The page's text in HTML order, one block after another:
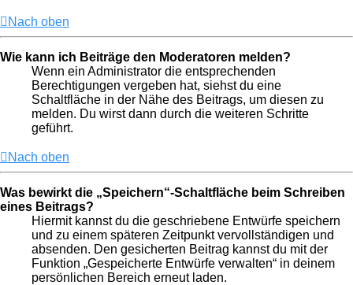
Nach oben
Wie kann ich Beiträge den Moderatoren melden?
Wenn ein Administrator die entsprechenden
Berechtigungen vergeben hat, siehst du eine
Schaltfläche in der Nähe des Beitrags, um diesen zu
melden. Du wirst dann durch die weiteren Schritte
geführt.
Nach oben
Was bewirkt die „Speichern“-Schaltfläche beim Schreiben
eines Beitrags?
Hiermit kannst du die geschriebene Entwürfe speichern
und zu einem späteren Zeitpunkt vervollständigen und
absenden. Den gesicherten Beitrag kannst du mit der
Funktion „Gespeicherte Entwürfe verwalten“ in deinem
persönlichen Bereich erneut laden.